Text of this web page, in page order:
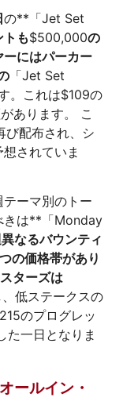
の**「Jet Set
も$500,000の
にはパーカー
「Jet Set
。これは$109の
あります。 こ
び配布され、シ
されていま
ーマ別のトー
きは**「Monday
なるバウンティ
の価格帯があり
ターズは
低ステークスの
のプログレッ
た一日となりま
ールイン・